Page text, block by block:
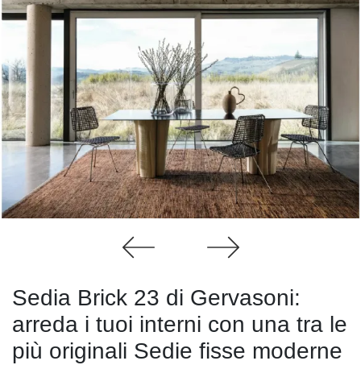
Sedia Brick 23 di Gervasoni:
arreda i tuoi interni con una tra le
più originali Sedie fisse moderne